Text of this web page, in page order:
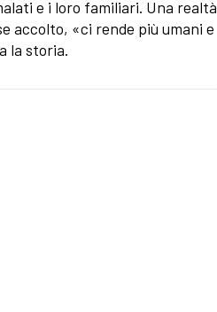
e i loro familiari. Una realtà
accolto, «ci rende più umani e
la storia.